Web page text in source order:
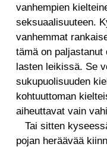
vanhempien
seksuaalisuuteen.
vanhemmat
tämä on
lasten leikissä. Se
sukupuolisuuden
kohtuuttoman
aiheuttavat vain
Tai sitten
pojan heräävää